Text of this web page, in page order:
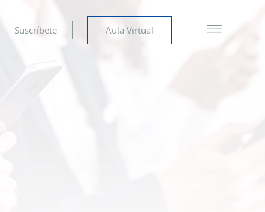
Suscríbete Aula Virtual